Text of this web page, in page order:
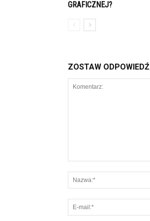
GRAFICZNEJ?
ZOSTAW ODPOWIEDŹ